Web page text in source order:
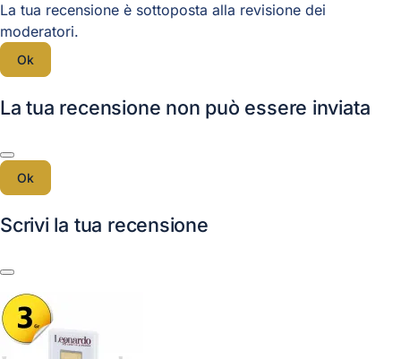
La tua recensione è sottoposta alla revisione dei
moderatori.
Ok
La tua recensione non può essere inviata
Ok
Scrivi la tua recensione